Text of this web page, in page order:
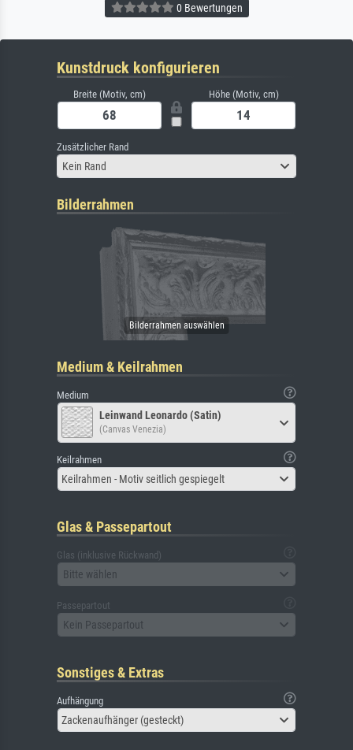
0 Bewertungen
Kunstdruck konfigurieren
Breite (Motiv, cm) Höhe (Motiv, cm)
Zusätzlicher Rand
Kein Rand
Bilderrahmen
Medium & Keilrahmen
Medium
Leinwand Leonardo (Satin)
(Canvas Venezia)
Keilrahmen
Keilrahmen - Motiv seitlich gespiegelt
Glas & Passepartout
Glas (inklusive Rückwand)
Bitte wählen
Passepartout
Kein Passepartout
Sonstiges & Extras
Aufhängung
Zackenaufhänger (gesteckt)